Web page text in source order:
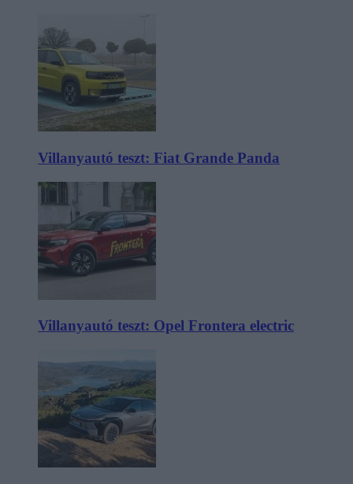
Villanyautó teszt: Fiat Grande Panda
Villanyautó teszt: Opel Frontera electric